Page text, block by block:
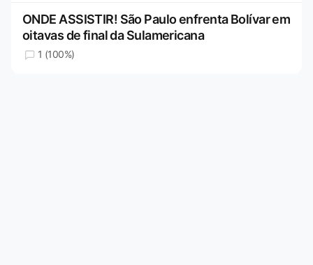
ONDE ASSISTIR! São Paulo enfrenta Bolívar em
oitavas de final da Sulamericana
1 (100%)